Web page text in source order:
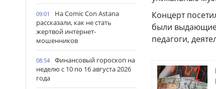
09:01
На Comic Con Astana
рассказали, как не стать
жертвой интернет-
мошенников
08:54
Финансовый гороскоп на
неделю с 10 по 16 августа 2026
года
Концерт
были
педагоги,